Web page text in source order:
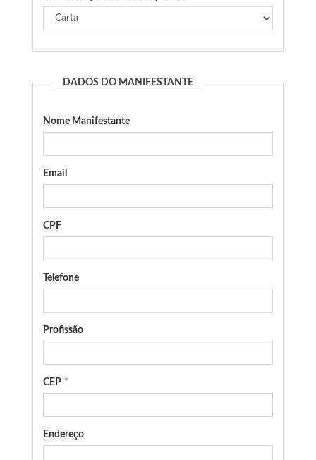
DADOS DO MANIFESTANTE
Nome Manifestante
Email
CPF
Telefone
Profissão
CEP *
Endereço